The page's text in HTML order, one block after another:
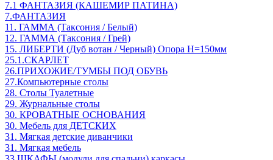
7.1 ФАНТАЗИЯ (КАШЕМИР ПАТИНА)
7.ФАНТАЗИЯ
11. ГАММА (Таксония / Белый)
12. ГАММА (Таксония / Грей)
15. ЛИБЕРТИ (Дуб вотан / Черный) Опора Н=150мм
25.1.СКАРЛЕТ
26.ПРИХОЖИЕ/ТУМБЫ ПОД ОБУВЬ
27.Компьютерные столы
28. Столы Туалетные
29. Журнальные столы
30. КРОВАТНЫЕ ОСНОВАНИЯ
30. Мебель для ДЕТСКИХ
31. Мягкая детские диванчики
31. Мягкая мебель